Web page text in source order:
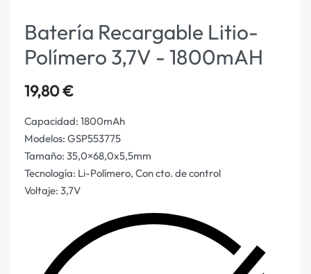
Batería Recargable Litio-
Polímero 3,7V - 1800mAH
19,80€
Capacidad: 1800mAh
Modelos: GSP553775
Tamaño: 35,0×68,0x5,5mm
Tecnología: Li-Polímero, Con cto. de control
Voltaje: 3,7V